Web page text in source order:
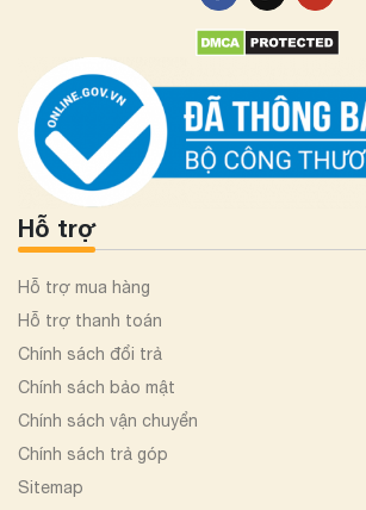
Hỗ trợ
Hỗ trợ mua hàng
Hỗ trợ thanh toán
Chính sách đổi trả
Chính sách bảo mật
Chính sách vận chuyển
Chính sách trả góp
Sitemap